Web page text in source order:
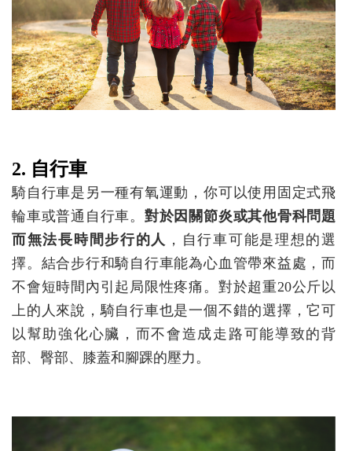
2. 自行車
騎自行車是另一種有氧運動，你可以使用固定式飛
輪車或普通自行車。 對於因關節炎或其他骨科問題
而無法長時間步行的人 ，自行車可能是理想的選
擇。結合步行和騎自行車能為心血管帶來益處，而
不會短時間內引起局限性疼痛。對於超重20公斤以
上的人來說，騎自行車也是一個不錯的選擇，它可
以幫助強化心臟，而不會造成走路可能導致的背
部、臀部、膝蓋和腳踝的壓力。